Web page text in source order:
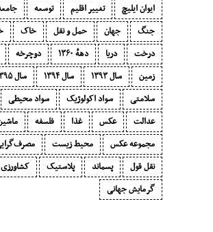
ایوان ایلیچ
تغییر اقلیم توسعه
جنگ
جهان حمل و نقل خاک
درخت
دریا دههٔ ۱‍۳۶۰ دوچرخه
زمین
سال ۱۳۹۳ سال ۱۳۹۴
سال ۱۳۹۵
سلامتی
سواد اکولوژیک سواد محیطی
عدالت
عکس غذا فلسفه
مجموعه عکس
محیط زیست
نقل قول
پسماند پلاستیک
کشاورزی
گرمایش جهانی